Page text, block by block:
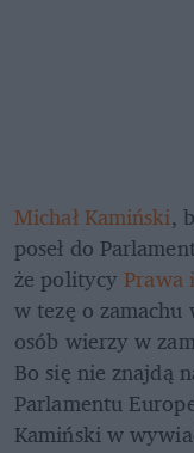
Michał Kamiński,
poseł do
że politycy Prawa
w tezę o zamachu
osób wierzy w
Bo się nie znajdą
Parlamentu
Kamiński w